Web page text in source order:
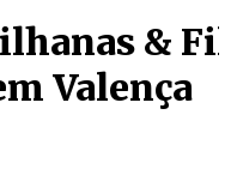
&
Valença